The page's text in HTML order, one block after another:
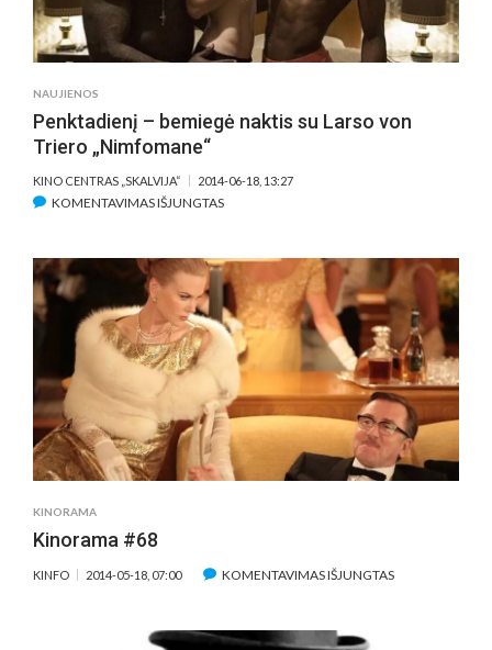
FILMUKAS
NAUJIENOS
Penktadienį – bemiegė naktis su Larso von
Triero „Nimfomane“
KINO CENTRAS „SKALVIJA“ 2014-06-18, 13:27
KOMENTAVIMAS IŠJUNGTASĮRAŠE
BEMIEGĖ
NAKTIS
SU
LARSO
VON
TRIERO
„NIMFOMANE“
KINORAMA
Kinorama #68
KINFO 2014-05-18, 07:00 KOMENTAVIMAS IŠJUNGTASĮRAŠE